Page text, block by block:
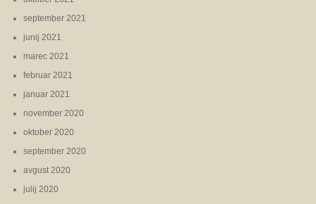
september 2021
junij 2021
marec 2021
februar 2021
januar 2021
november 2020
oktober 2020
september 2020
avgust 2020
julij 2020